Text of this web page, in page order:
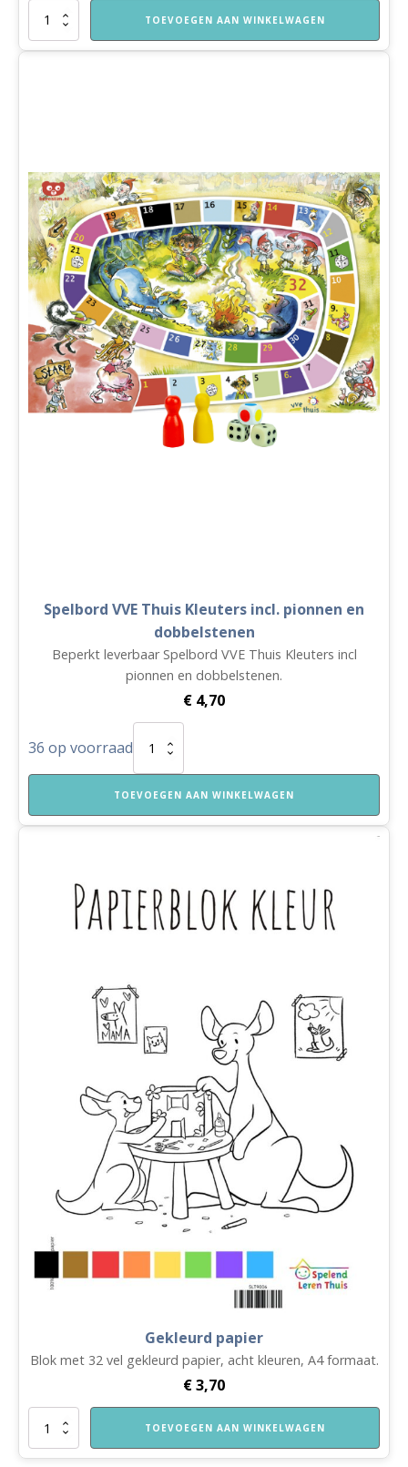
Schetsboek
formaat
TOEVOEGEN AAN WINKELWAGEN
Spelbord VVE Thuis Kleuters incl. pionnen en
dobbelstenen
Beperkt leverbaar Spelbord VVE Thuis Kleuters incl
pionnen en dobbelstenen.
€ 4,70
36 op voorraad
Thuis
Kleuters
pionnen
TOEVOEGEN AAN WINKELWAGEN
Gekleurd papier
Blok met 32 vel gekleurd papier, acht kleuren, A4 formaat.
€3,70
Gekleurd
aantal
TOEVOEGEN AAN WINKELWAGEN